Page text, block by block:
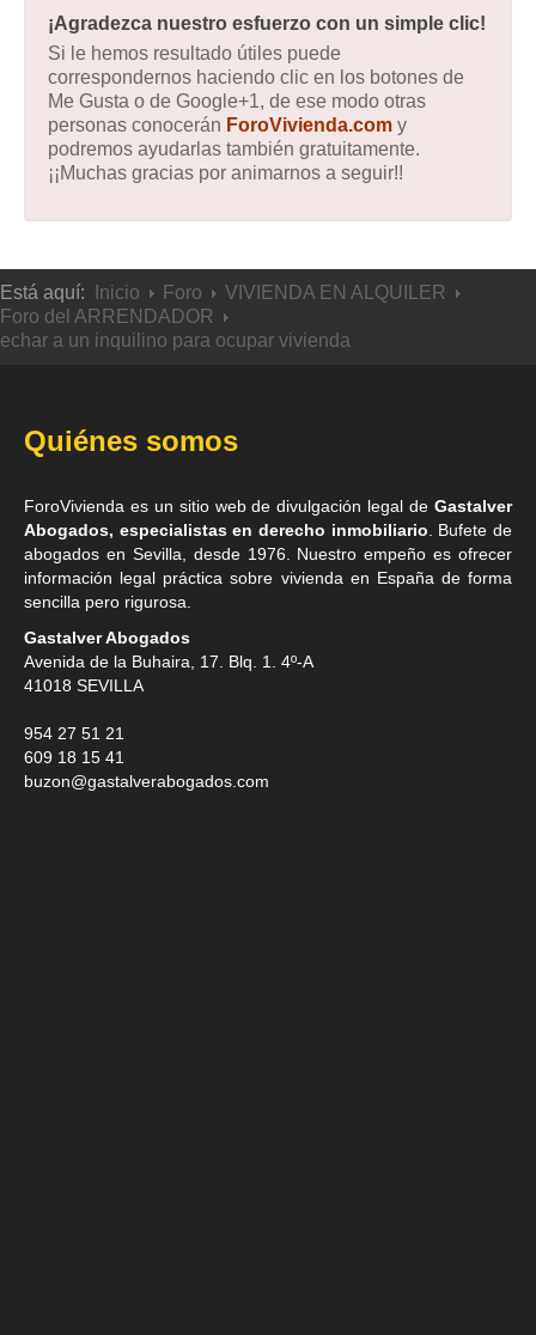
¡Agradezca nuestro esfuerzo con un simple clic!
Si le hemos resultado útiles puede
correspondernos haciendo clic en los botones de
Me Gusta o de Google+1, de ese modo otras
personas conocerán ForoVivienda.com y
podremos ayudarlas también gratuitamente.
¡¡Muchas gracias por animarnos a seguir!!
Está aquí: Inicio Foro
VIVIENDA EN ALQUILER
Foro del ARRENDADOR
echar a un inquilino para ocupar vivienda
Quiénes somos
ForoVivienda es un sitio web de divulgación legal de Gastalver
Abogados, especialistas en derecho inmobiliario . Bufete de
abogados en Sevilla , desde 1976. Nuestro empeño es ofrecer
información legal práctica sobre vivienda en España de forma
sencilla pero rigurosa.
Gastalver Abogados
Avenida de la Buhaira, 17. Blq. 1. 4º-A
41018 SEVILLA
954 27 51 21
609 18 15 41
buzon@gastalverabogados.com